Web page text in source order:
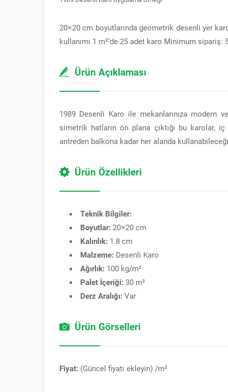
20×20 cm boyutlarında geometrik desenli yer
kullanımı 1 m²’de 25 adet karo Minimum sipariş:
Ürün Açıklaması
1989 Desenli Karo ile mekanlarınıza modern
simetrik hatların ön plana çıktığı bu karolar,
antreden balkona kadar her alanda
Ürün Özellikleri
Teknik Bilgiler:
Boyutlar: 20×20 cm
Kalınlık: 1.8 cm
Malzeme: Desenli Karo
Ağırlık: 100 kg/m²
Palet İçeriği: 30 m²
Derz Aralığı: Var
Ürün Görselleri
Fiyat: (Güncel fiyatı ekleyin) /m²